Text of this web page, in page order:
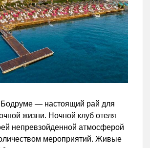
Бодруме — настоящий рай для
жизни. Ночной клуб отеля
непревзойденной атмосферой
мероприятий. Живые